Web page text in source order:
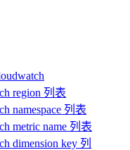
region 列表
namespace 列表
metric name 列表
dimension key 列